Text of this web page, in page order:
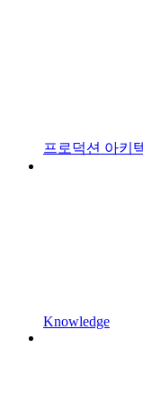
프로덕션 아키
Knowledge